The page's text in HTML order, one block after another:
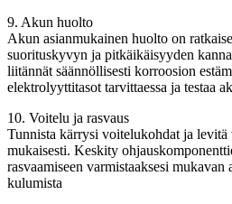
9. Akun huolto
Akun asianmukainen huolto on
suorituskyvyn ja pitkäikäisyyden
liitännät säännöllisesti korroosion
elektrolyyttitasot tarvittaessa ja testaa
10. Voitelu ja rasvaus
Tunnista kärrysi voitelukohdat ja levitä
mukaisesti. Keskity
rasvaamiseen varmistaaksesi mukavan
kulumista